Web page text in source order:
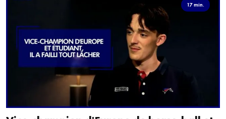
17 min.